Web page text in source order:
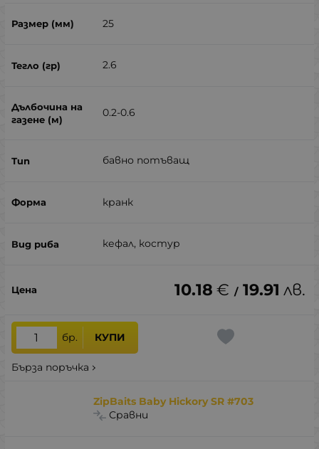
25
2.6
0.2-0.6
бавно потъващ
кранк
кефал, костур
10.18 € / 19.91 лв.
бр. КУПИ
Бърза поръчка
ZipBaits Baby Hickory SR #703
Сравни